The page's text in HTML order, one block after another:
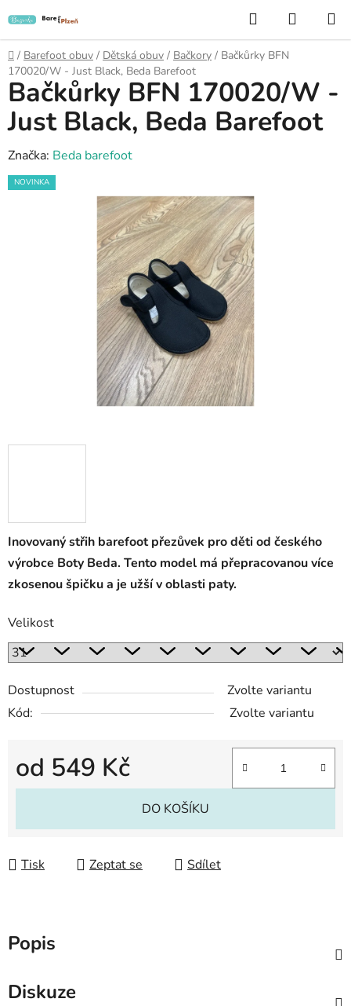
na
obsah
Hledat
KOŠÍK
Domů
/ Barefoot obuv / Dětská obuv / Bačkory / Bačkůrky BFN
170020/W - Just Black, Beda Barefoot
Inovovaný střih barefoot přezůvek pro děti od českého
výrobce Boty Beda. Tento model má přepracovanou více
zkosenou špičku a je užší v oblasti paty.
Velikost
Dostupnost
Zvolte variantu
Kód:
Zvolte variantu
od 549 Kč
Měrná cena:
DO KOŠÍKU
Tisk Zeptat se Sdílet
Bačkůrky BFN 170020/W -
Just Black, Beda Barefoot
Značka: Beda barefoot
NOVINKA
Popis
Diskuze